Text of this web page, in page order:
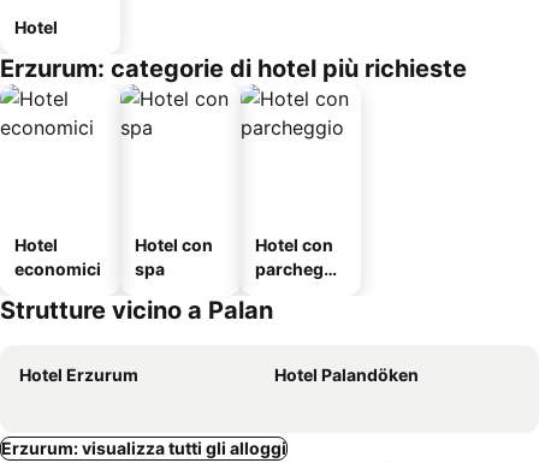
Hotel
Erzurum: categorie di hotel più richieste
Hotel
economici
Hotel con
spa
Hotel con
parcheggi
Strutture vicino a Palan
Hotel Erzurum Hotel Palandöken
Erzurum: visualizza tutti gli alloggi